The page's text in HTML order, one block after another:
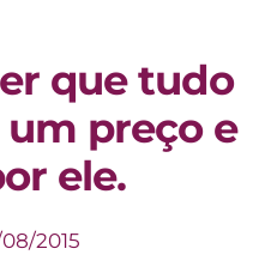
que tudo
preço e
ele.
2015